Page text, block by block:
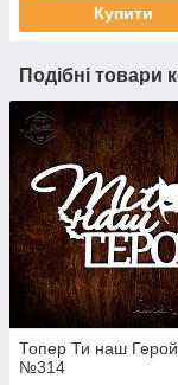
Купити
Подібні товари
Топер Ти наш Герой
№314